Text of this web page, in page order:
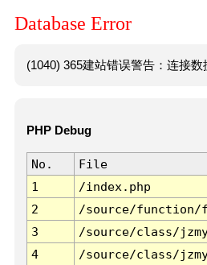
Database Error
(1040) 365建站错误警告：连接
PHP Debug
No. File
1
/index.php
2
/source/function/
3
/source/class/
4
/source/class/